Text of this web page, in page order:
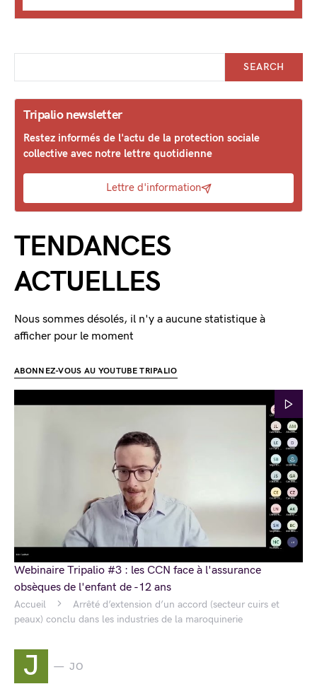
Accueil
Arrêté d’extension d’un accord (secteur cuirs et
peaux) conclu dans les industries de la maroquinerie
J JO
SEARCH
Tripalio newsletter
Restez informés de l'actu de la protection sociale
collective avec notre lettre quotidienne
Lettre d'information
TENDANCES
ACTUELLES
Nous sommes désolés, il n'y a aucune statistique à
afficher pour le moment
ABONNEZ-VOUS AU YOUTUBE TRIPALIO
Webinaire Tripalio #3 : les CCN face à l'assurance
obsèques de l'enfant de -12 ans